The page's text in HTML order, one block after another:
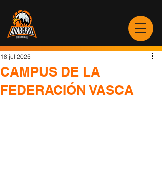
CAMPUS DE LA
FEDERACIÓN VASCA
18 jul 2025